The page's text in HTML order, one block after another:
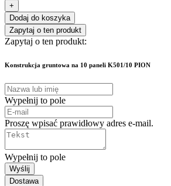
+
Dodaj do koszyka
Zapytaj o ten produkt
Zapytaj o ten produkt:
Konstrukcja gruntowa na 10 paneli K501/10 PION
Wypełnij to pole
Proszę wpisać prawidłowy adres e-mail.
Wypełnij to pole
Wyślij
Dostawa